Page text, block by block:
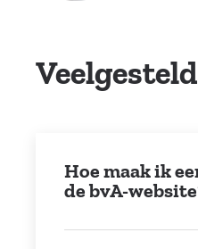
Hoe maak ik
de bvA-